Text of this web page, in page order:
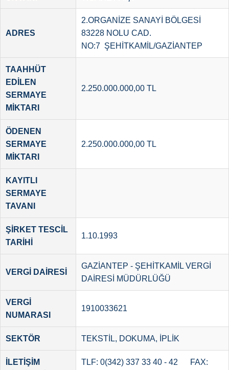
ADRES
2.ORGANİZE SANAYİ BÖLGESİ
83228 NOLU CAD.
NO:7 ŞEHİTKAMİL/GAZİANTEP
TAAHHÜT
EDİLEN
SERMAYE
MİKTARI
2.250.000.000,00 TL
ÖDENEN
SERMAYE
MİKTARI
2.250.000.000,00 TL
KAYITLI
SERMAYE
TAVANI
ŞİRKET TESCİL
TARİHİ
1.10.1993
VERGİ DAİRESİ
GAZİANTEP - ŞEHİTKAMİL VERGİ
DAİRESİ MÜDÜRLÜĞÜ
VERGİ
NUMARASI
1910033621
SEKTÖR TEKSTİL, DOKUMA, İPLİK
İLETİŞİM
TLF: 0(342) 337 33 40 - 42 FAX: